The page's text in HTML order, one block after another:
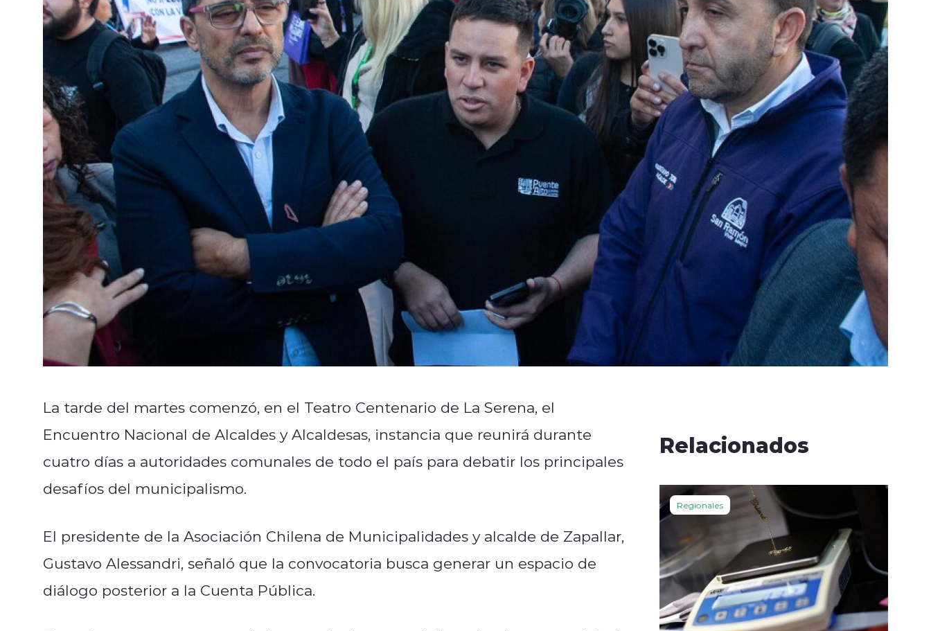
La tarde del martes comenzó, en el Teatro Centenario de La Serena, el
Encuentro Nacional de Alcaldes y Alcaldesas, instancia que reunirá durante
cuatro días a autoridades comunales de todo el país para debatir los principales
desafíos del municipalismo.
El presidente de la Asociación Chilena de Municipalidades y alcalde de Zapallar,
Gustavo Alessandri, señaló que la convocatoria busca generar un espacio de
diálogo posterior a la Cuenta Pública.
Relacionados
Regionales